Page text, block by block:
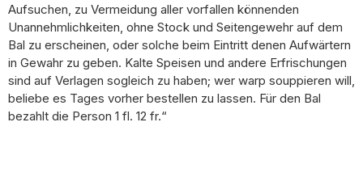
Aufsuchen, zu Vermeidung aller vorfallen könnenden
Unannehmlichkeiten, ohne Stock und Seitengewehr auf dem
Bal zu erscheinen, oder solche beim Eintritt denen Aufwärtern
in Gewahr zu geben. Kalte Speisen und andere Erfrischungen
sind auf Verlagen sogleich zu haben; wer warp souppieren will,
beliebe es Tages vorher bestellen zu lassen. Für den Bal
bezahlt die Person 1 fl. 12 fr.“